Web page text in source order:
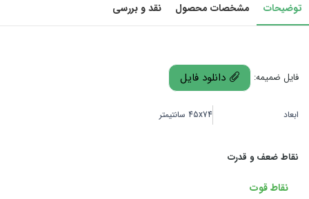
توضیحات مشخصات محصول نقد و بررسی
فایل ضمیمه: دانلود فایل
ابعاد 45x74 سانتیمتر
نقاط ضعف و قدرت
نقاط قوت